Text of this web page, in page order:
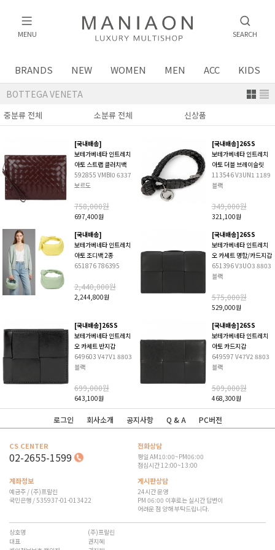
MENU SEARCH
BRANDS NEW WOMEN MEN ACC KIDS
BOTTEGA VENETA
[국내배송]
보테가베네타 인트레치
아토 스트랩 클러치백
592855 VMBI0 6337
보르도
758,000원
697,400원
[국내배송]26SS
보테가베네타 인트레치
아토 더블 브레이슬릿
113546 V3UN1 1189
블랙
349,000원
321,100원
[국내배송]
보테가베네타 인트레치
아토 조디백 2종
651876 786395
2,440,000원
2,244,800원
[국내배송]26SS
보테가베네타 인트레치
오 카세트 명함/카드지갑
651396 V3UO3 8803
블랙
575,000원
529,000원
[국내배송]26SS
보테가베네타 인트레치
오 카세트 반지갑
649603 V47V1 8803
블랙
699,000원
643,100원
[국내배송]26SS
보테가베네타 인트레치
아토 카드지갑
649597 V47V2 8803
블랙
509,000원
468,300원
로그인 회사소개 공지사항 Q & A PC버전
CS CENTER
02-2655-1599
전화상담
평일 AM10:00~PM06:00
점심시간 12:00~13:00
계좌정보
예금주 / (주)프랄린
국민은행 / 535937-01-013422
게시판상담
24시간 운영
PM 06:00 이후로는 실시간 답변이
어려운 점 양해 부탁드립니다.
상호명
(주)프랄린
대표
권지혜